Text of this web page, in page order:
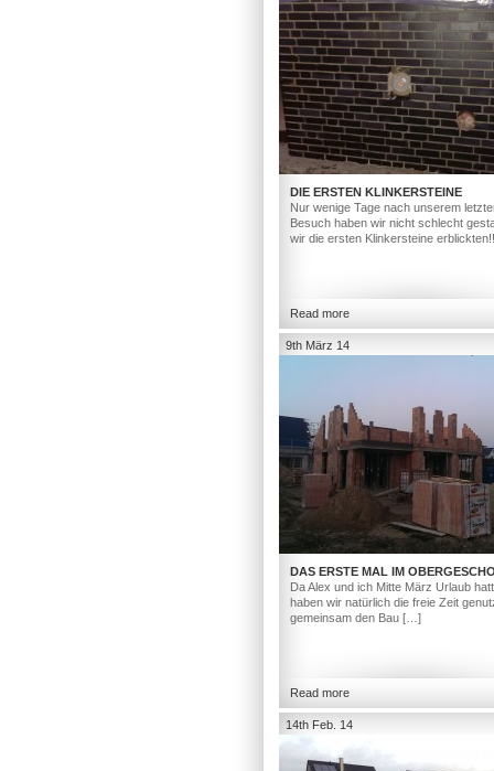
DIE ERSTEN KLINKERSTEINE
Nur wenige Tage nach unserem
Besuch haben wir nicht schlecht
wir die ersten Klinkersteine
Read more
9th März 14
DAS ERSTE MAL IM
Da Alex und ich Mitte März Urlaub
haben wir natürlich die freie Zeit
gemeinsam den Bau […]
Read more
14th Feb. 14